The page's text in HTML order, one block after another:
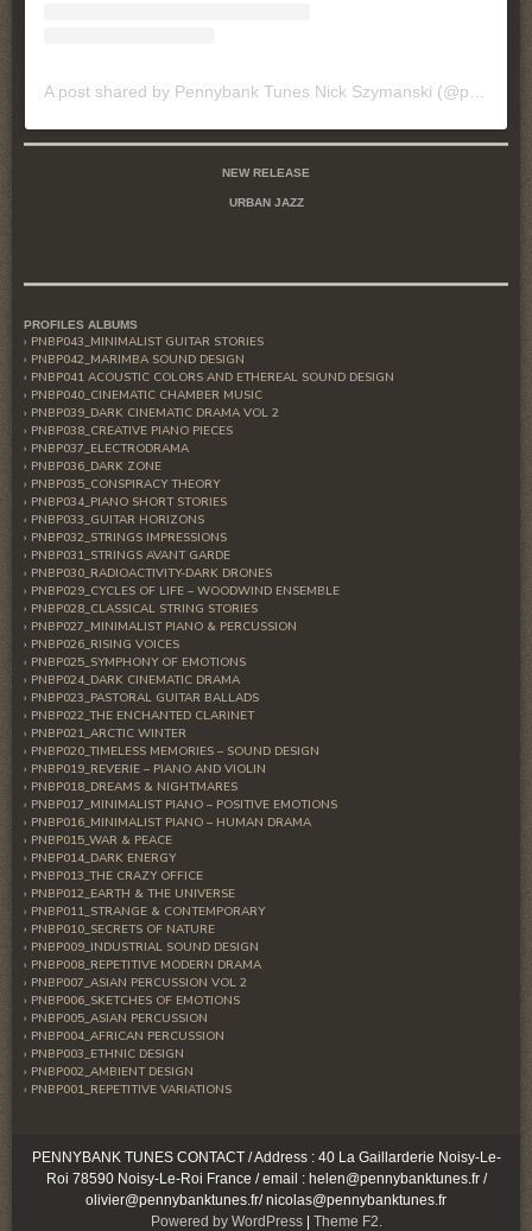
NEW RELEASE
URBAN JAZZ
PROFILES ALBUMS
PNBP043_MINIMALIST GUITAR STORIES
PNBP042_MARIMBA SOUND DESIGN
PNBP041 ACOUSTIC COLORS AND ETHEREAL SOUND DESIGN
PNBP040_CINEMATIC CHAMBER MUSIC
PNBP039_DARK CINEMATIC DRAMA VOL 2
PNBP038_CREATIVE PIANO PIECES
PNBP037_ELECTRODRAMA
PNBP036_DARK ZONE
PNBP035_CONSPIRACY THEORY
PNBP034_PIANO SHORT STORIES
PNBP033_GUITAR HORIZONS
PNBP032_STRINGS IMPRESSIONS
PNBP031_STRINGS AVANT GARDE
PNBP030_RADIOACTIVITY-DARK DRONES
PNBP029_CYCLES OF LIFE – WOODWIND ENSEMBLE
PNBP028_CLASSICAL STRING STORIES
PNBP027_MINIMALIST PIANO & PERCUSSION
PNBP026_RISING VOICES
PNBP025_SYMPHONY OF EMOTIONS
PNBP024_DARK CINEMATIC DRAMA
PNBP023_PASTORAL GUITAR BALLADS
PNBP022_THE ENCHANTED CLARINET
PNBP021_ARCTIC WINTER
PNBP020_TIMELESS MEMORIES – SOUND DESIGN
PNBP019_REVERIE – PIANO AND VIOLIN
PNBP018_DREAMS & NIGHTMARES
PNBP017_MINIMALIST PIANO – POSITIVE EMOTIONS
PNBP016_MINIMALIST PIANO – HUMAN DRAMA
PNBP015_WAR & PEACE
PNBP014_DARK ENERGY
PNBP013_THE CRAZY OFFICE
PNBP012_EARTH & THE UNIVERSE
PNBP011_STRANGE & CONTEMPORARY
PNBP010_SECRETS OF NATURE
PNBP009_INDUSTRIAL SOUND DESIGN
PNBP008_REPETITIVE MODERN DRAMA
PNBP007_ASIAN PERCUSSION VOL 2
PNBP006_SKETCHES OF EMOTIONS
PNBP005_ASIAN PERCUSSION
PNBP004_AFRICAN PERCUSSION
PNBP003_ETHNIC DESIGN
PNBP002_AMBIENT DESIGN
PNBP001_REPETITIVE VARIATIONS
PENNYBANK TUNES CONTACT / Address : 40 La Gaillarderie Noisy-Le-
Roi 78590 Noisy-Le-Roi France / email : helen@pennybanktunes.fr /
olivier@pennybanktunes.fr/ nicolas@pennybanktunes.fr
Powered by WordPress
Theme F2.